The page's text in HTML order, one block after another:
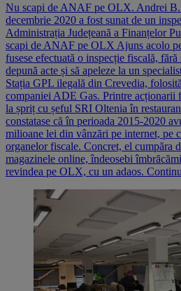
Nu scapi de ANAF pe OLX. Andrei B.
decembrie 2020 a fost sunat de un
Administrația Județeană a Finanțelor
scapi de ANAF pe OLX Ajuns acolo
fusese efectuată o inspecție fiscală,
depună acte și să apeleze la un
Stația GPL ilegală din Crevedia,
companiei ADE Gas. Printre acționarii
la șpriț cu șeful SRI Oltenia în
constatase că în perioada 2015-2020
milioane lei din vânzări pe internet, pe
organelor fiscale. Concret, el cumpăra
magazinele online, îndeosebi
revindea pe OLX, cu un adaos.